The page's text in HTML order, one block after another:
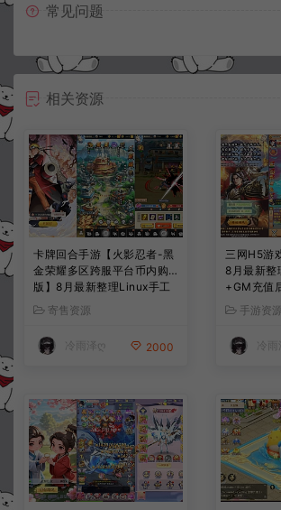
常见问题
相关资源
卡牌回合手游【火影忍者-黑
金荣耀多区跨服平台币内购
版】8月最新整理Linux手工
服务端+CDK授权后台+安卓
+详细搭建教程+视频教程
寄售资源
冷雨泽ღ 2000
三网H5游
8月最新整
+GM充值
户端+详细
程
手游资源
冷雨